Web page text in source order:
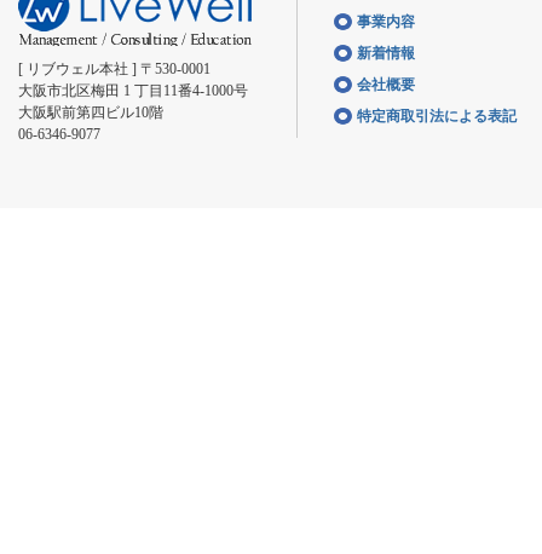
[ リブウェル本社 ] 〒530-0001
大阪市北区梅田 1 丁目11番4-1000号
大阪駅前第四ビル10階
06-6346-9077
事業内容
新着情報
会社概要
特定商取引法による表記